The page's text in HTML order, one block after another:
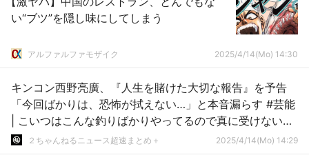
い“ブツ”を隠し味にしてしまう
アルファルファモザイク 2025/4/14(Mo) 14:30
キンコン西野亮廣、『人生を賭けた大切な報告』を予告
「今回ばかりは、恐怖が拭えない…」と本音漏らす #芸能
がいい２ちゃんねるニュース超速まとめ＋ 2025/4/14(Mo) 14:29